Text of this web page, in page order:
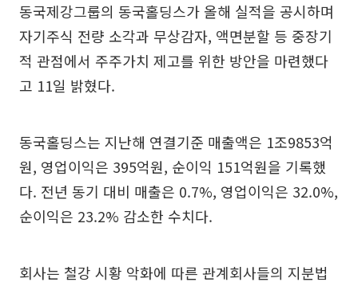
동국제강그룹의 동국홀딩스가 올해 실적을 공시하며
자기주식 전량 소각과 무상감자, 액면분할 등 중장기
적 관점에서 주주가치 제고를 위한 방안을 마련했다
고 11일 밝혔다.
동국홀딩스는 지난해 연결기준 매출액은 1조9853억
원, 영업이익은 395억원, 순이익 151억원을 기록했
다. 전년 동기 대비 매출은 0.7%, 영업이익은 32.0%,
순이익은 23.2% 감소한 수치다.
회사는 철강 시황 악화에 따른 관계회사들의 지분법